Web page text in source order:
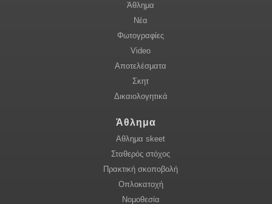
Άθλημα
Νέα
Φωτογραφίες
Video
Αποτελέσματα
Σκητ
Δικαιολογητικά
Άθλημα
Αθλημα skeet
Σταθερός στόχος
Πρακτική σκοποβολή
Οπλοκατοχή
Νομοθεσία